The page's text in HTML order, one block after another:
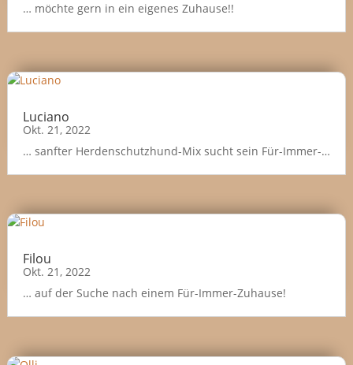
… möchte gern in ein eigenes Zuhause!!
Luciano
Okt. 21, 2022
… sanfter Herdenschutzhund-Mix sucht sein Für-Immer-
Filou
Okt. 21, 2022
… auf der Suche nach einem Für-Immer-Zuhause!